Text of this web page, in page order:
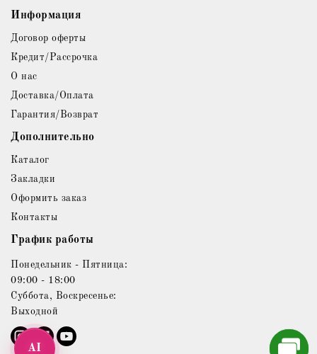
Информация
Договор оферты
Кредит/Рассрочка
О нас
Доставка/Оплата
Гарантия/Возврат
Дополнительно
Каталог
Закладки
Оформить заказ
Контакты
График работы
Понедельник - Пятница:
09:00 - 18:00
Суббота, Воскресенье:
Выходной
AI